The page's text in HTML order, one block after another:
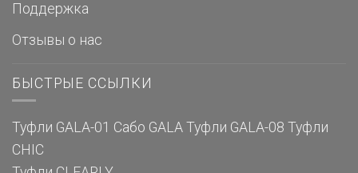
Поддержка
Отзывы о нас
БЫСТРЫЕ ССЫЛКИ
Туфли GALA-01 Сабо GALA Туфли GALA-08 Туфли
CHIC